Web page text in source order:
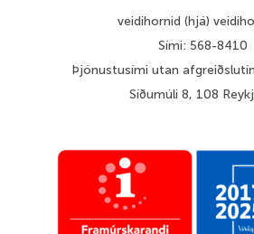
veidihornid (hjá)
Sími: 568-8410
Þjónustusími utan
Síðumúli 8, 108